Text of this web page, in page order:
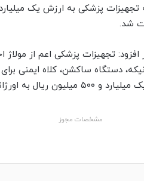
شد.
تجهیزات پزشکی اعم از مولاژ
دستگاه ساکشن، کلاه ایمنی
نیشابور تخصیص یافت.
مشخصات مجوز